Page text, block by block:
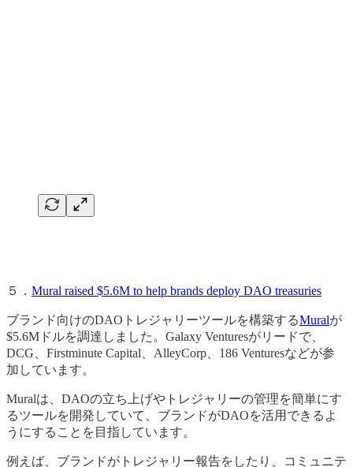
５． Mural raised $5.6M to help brands deploy DAO treasuries
ブランド向けのDAOトレジャリーツールを構築するMuralが
$5.6Mドルを調達しました。Galaxy Venturesがリードで、
DCG、Firstminute Capital、AlleyCorp、186 Venturesなどが参
加しています。
Muralは、DAOの立ち上げやトレジャリーの管理を簡単にす
るツールを開発していて、ブランドがDAOを活用できるよ
うにすることを目指しています。
例えば、ブランドがトレジャリー報告をしたり、コミュニテ